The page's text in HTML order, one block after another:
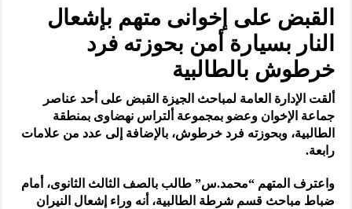
القبض على إخوانى متهم بإشعال
النار بسيارة أمن بحوزته فرد
خرطوش بالطالبية
ألقت الإدارة العامة لمباحث الجيزة القبض على أحد عناصر
جماعة الإخوان وعضو بمجموعة ألتراس نهضاوى بمنطقة
الطالبية، وبحوزته فرد خرطوش، بالإضافة إلى عدد من علامات
رابعة.
واعترف المتهم “محمد.س” طالب بالصف الثالث الثانوى، أمام
ضباط مباحث قسم شرطة الطالبية، أنه وراء إشعال النيران